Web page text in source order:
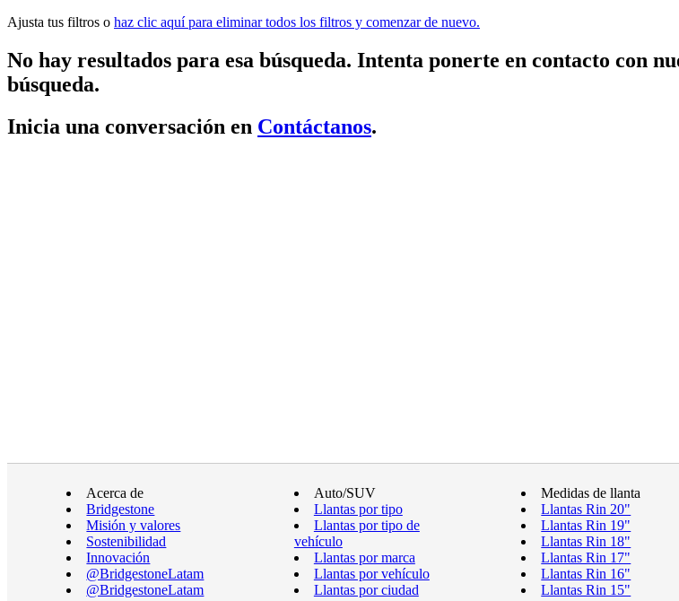
Ajusta tus filtros o haz clic aquí para eliminar todos los filtros y comenzar de nuevo.
No hay resultados para esa búsqueda. Intenta ponerte en contacto con
búsqueda.
Inicia una conversación en Contáctanos.
Acerca de
Bridgestone
Misión y valores
Sostenibilidad
Innovación
@BridgestoneLatam
@BridgestoneLatam
Auto/SUV
Llantas por tipo
Llantas por tipo de
vehículo
Llantas por marca
Llantas por vehículo
Llantas por ciudad
Medidas de llanta
Llantas Rin 20"
Llantas Rin 19"
Llantas Rin 18"
Llantas Rin 17"
Llantas Rin 16"
Llantas Rin 15"